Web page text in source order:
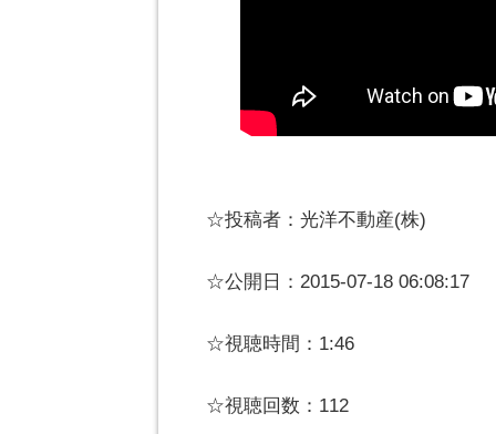
☆投稿者：光洋不動産(株)
☆公開日：2015-07-18 06:08:17
☆視聴時間：1:46
☆視聴回数：112